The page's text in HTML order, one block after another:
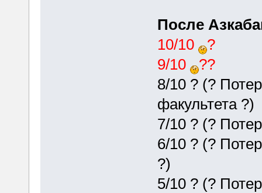
После
10/10
?
9/10
??
8/10 ? (?
факультета ?)
7/10 ? (?
6/10 ? (?
?)
5/10 ? (?